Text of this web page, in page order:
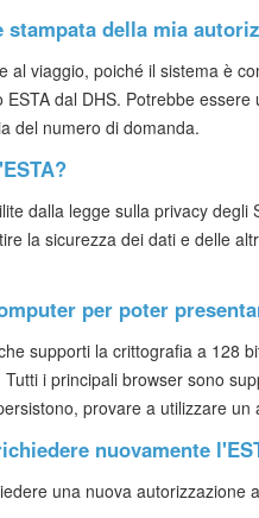
della mia
al viaggio, poiché il sistema è
dal DHS. Potrebbe
del numero di domanda.
dalla legge sulla privacy
la sicurezza dei dati e delle
per poter
supporti la crittografia a 128
i principali browser sono
provare a utilizzare un
nuovamente
una nuova autorizzazione